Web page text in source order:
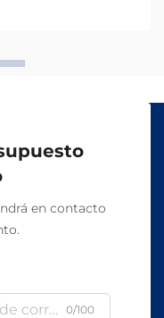
en contacto
0/100